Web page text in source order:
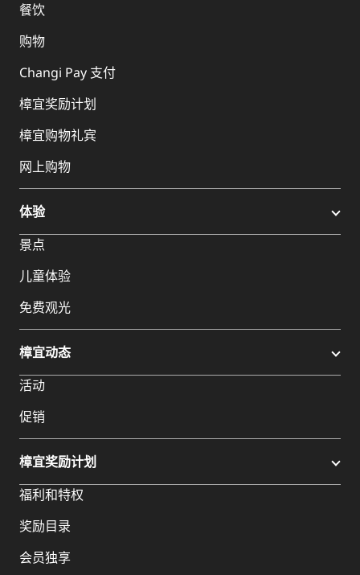
餐饮
购物
Changi Pay 支付
樟宜奖励计划
樟宜购物礼宾
网上购物
体验
景点
儿童体验
免费观光
樟宜动态
活动
促销
樟宜奖励计划
福利和特权
奖励目录
会员独享